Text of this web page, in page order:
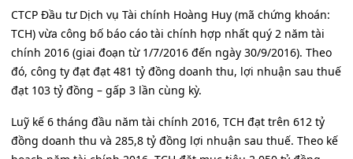
CTCP Đầu tư Dịch vụ Tài chính Hoàng Huy (mã chứng khoán:
TCH) vừa công bố báo cáo tài chính hợp nhất quý 2 năm tài
chính 2016 (giai đoạn từ 1/7/2016 đến ngày 30/9/2016). Theo
đó, công ty đạt đạt 481 tỷ đồng doanh thu, lợi nhuận sau thuế
đạt 103 tỷ đồng – gấp 3 lần cùng kỳ.
Luỹ kế 6 tháng đầu năm tài chính 2016, TCH đạt trên 612 tỷ
đồng doanh thu và 285,8 tỷ đồng lợi nhuận sau thuế. Theo kế